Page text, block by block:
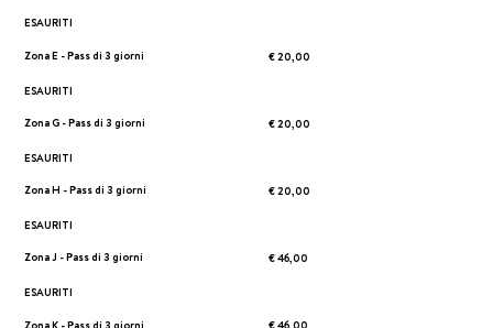
ESAURITI
Zona E - Pass di 3 giorni € 20,00
ESAURITI
Zona G - Pass di 3 giorni € 20,00
ESAURITI
Zona H - Pass di 3 giorni € 20,00
ESAURITI
Zona J - Pass di 3 giorni € 46,00
ESAURITI
Zona K - Pass di 3 giorni